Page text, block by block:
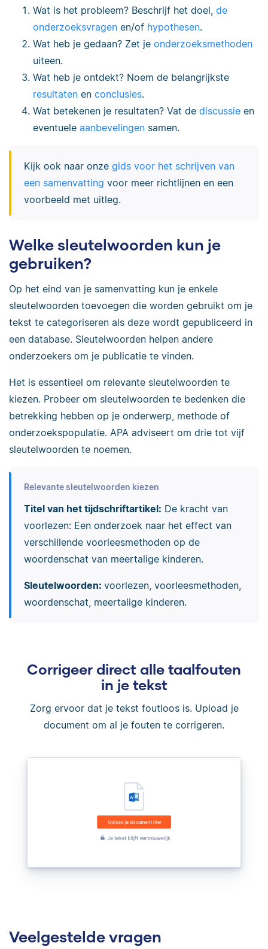
Wat is het probleem? Beschrijf het doel, de
onderzoeksvragen en/of hypothesen.
Wat heb je gedaan? Zet je onderzoeksmethoden
uiteen.
Wat heb je ontdekt? Noem de belangrijkste
resultaten en conclusies.
Wat betekenen je resultaten? Vat de discussie en
eventuele aanbevelingen samen.
Kijk ook naar onze gids voor het schrijven van
een samenvatting voor meer richtlijnen en een
voorbeeld met uitleg.
Welke sleutelwoorden kun je
gebruiken?
Op het eind van je samenvatting kun je enkele
sleutelwoorden toevoegen die worden gebruikt om je
tekst te categoriseren als deze wordt gepubliceerd in
een database. Sleutelwoorden helpen andere
onderzoekers om je publicatie te vinden.
Het is essentieel om relevante sleutelwoorden te
kiezen. Probeer om sleutelwoorden te bedenken die
betrekking hebben op je onderwerp, methode of
onderzoekspopulatie. APA adviseert om drie tot vijf
sleutelwoorden te noemen.
Relevante sleutelwoorden kiezen
Titel van het tijdschriftartikel: De kracht van
voorlezen: Een onderzoek naar het effect van
verschillende voorleesmethoden op de
woordenschat van meertalige kinderen.
Sleutelwoorden: voorlezen, voorleesmethoden,
woordenschat, meertalige kinderen.
Corrigeer direct alle taalfouten
in je tekst
Zorg ervoor dat je tekst foutloos is. Upload je
document om al je fouten te corrigeren.
Veelgestelde vragen